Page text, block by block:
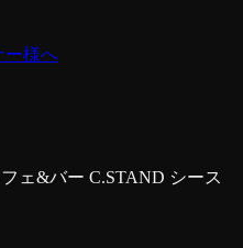
ー様へ
ェ&バー C.STAND シース